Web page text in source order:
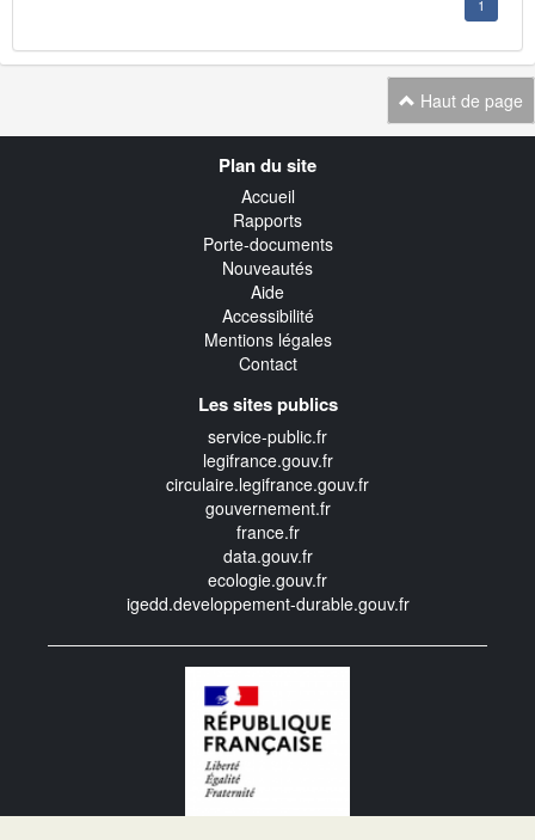
1
Haut de page
Plan du site
Accueil
Rapports
Porte-documents
Nouveautés
Aide
Accessibilité
Mentions légales
Contact
Les sites publics
service-public.fr
legifrance.gouv.fr
circulaire.legifrance.gouv.fr
gouvernement.fr
france.fr
data.gouv.fr
ecologie.gouv.fr
igedd.developpement-durable.gouv.fr